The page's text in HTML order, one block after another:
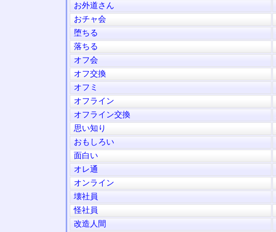
お外道さん
おチャ会
堕ちる
落ちる
オフ会
オフ交換
オフミ
オフライン
オフライン交換
思い知り
おもしろい
面白い
オレ通
オンライン
壊社員
怪社員
改造人間